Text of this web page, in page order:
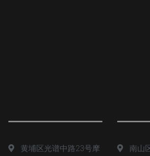
黄埔区光谱中路23号摩
南山